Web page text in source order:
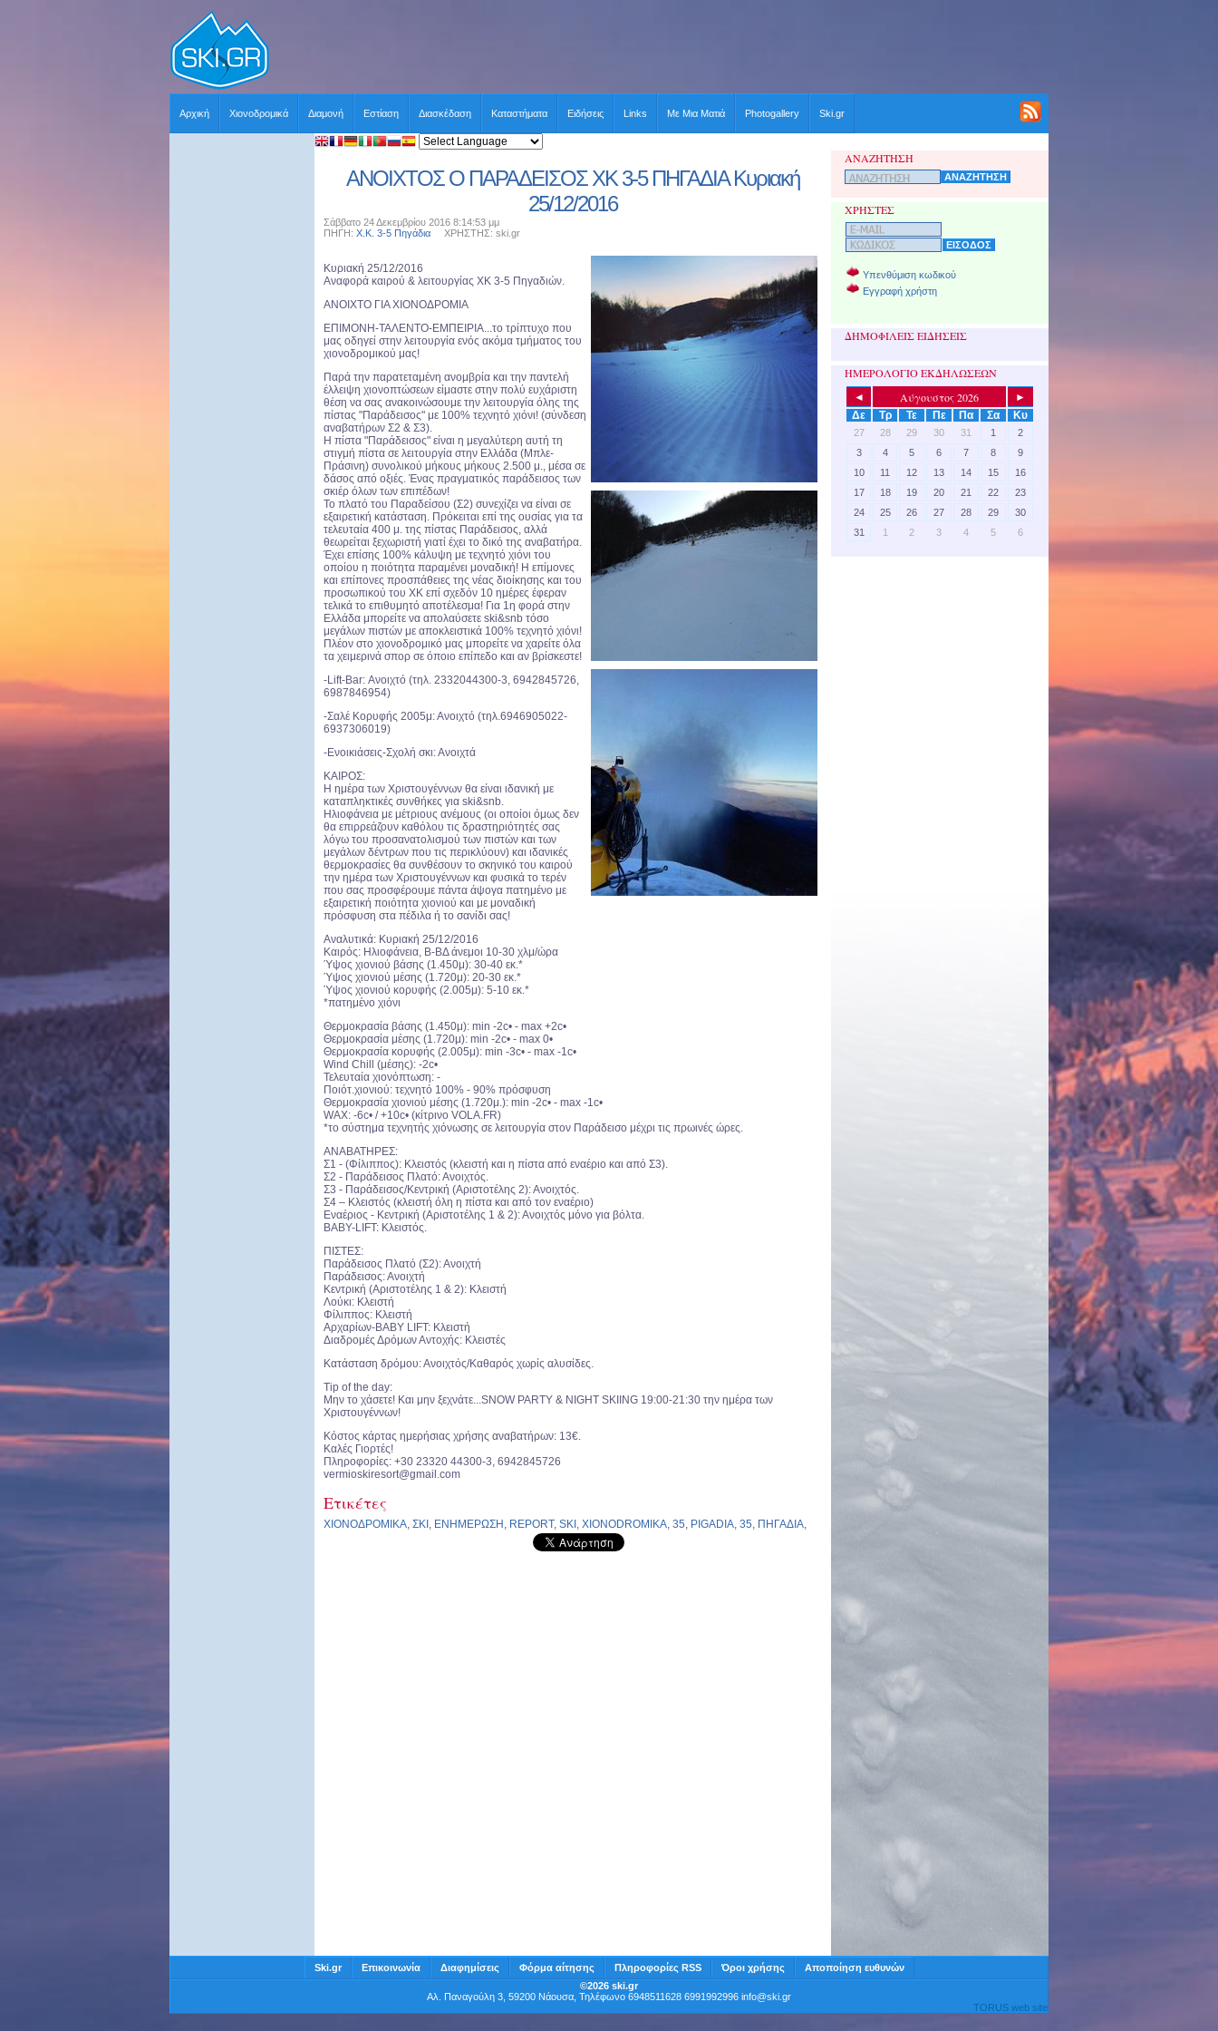
Αρχική Χιονοδρομικά Διαμονή Εστίαση Διασκέδαση Καταστήματα Ειδήσεις Links Με Μια Ματιά Photogallery Ski.gr
ΑΝΟΙΧΤΟΣ Ο ΠΑΡΑΔΕΙΣΟΣ ΧΚ 3-5 ΠΗΓΑΔΙΑ Κυριακή
25/12/2016
Σάββατο 24 Δεκεμβρίου 2016 8:14:53 μμ
ΠΗΓΗ: Χ.Κ. 3-5 Πηγάδια ΧΡΗΣΤΗΣ: ski.gr
Κυριακή 25/12/2016
Αναφορά καιρού & λειτουργίας ΧΚ 3-5 Πηγαδιών.
ANOIXTO ΓΙΑ ΧΙΟΝΟΔΡΟΜΙΑ
ΕΠΙΜΟΝΗ-ΤΑΛΕΝΤΟ-ΕΜΠΕΙΡΙΑ...το τρίπτυχο που
μας οδηγεί στην λειτουργία ενός ακόμα τμήματος του
χιονοδρομικού μας!
Παρά την παρατεταμένη ανομβρία και την παντελή
έλλειψη χιονοπτώσεων είμαστε στην πολύ ευχάριστη
θέση να σας ανακοινώσουμε την λειτουργία όλης της
πίστας "Παράδεισος" με 100% τεχνητό χιόνι! (σύνδεση
αναβατήρων Σ2 & Σ3).
Η πίστα "Παράδεισος" είναι η μεγαλύτερη αυτή τη
στιγμή πίστα σε λειτουργία στην Ελλάδα (Μπλε-
Πράσινη) συνολικού μήκους μήκους 2.500 μ., μέσα σε
δάσος από οξιές. Ένας πραγματικός παράδεισος των
σκιέρ όλων των επιπέδων!
Το πλατό του Παραδείσου (Σ2) συνεχίζει να είναι σε
εξαιρετική κατάσταση. Πρόκειται επί της ουσίας για τα
τελευταία 400 μ. της πίστας Παράδεισος, αλλά
θεωρείται ξεχωριστή γιατί έχει το δικό της αναβατήρα.
Έχει επίσης 100% κάλυψη με τεχνητό χιόνι του
οποίου η ποιότητα παραμένει μοναδική! Η επίμονες
και επίπονες προσπάθειες της νέας διοίκησης και του
προσωπικού του ΧΚ επί σχεδόν 10 ημέρες έφεραν
τελικά το επιθυμητό αποτέλεσμα! Για 1η φορά στην
Ελλάδα μπορείτε να απολαύσετε ski&snb τόσο
μεγάλων πιστών με αποκλειστικά 100% τεχνητό χιόνι!
Πλέον στο χιονοδρομικό μας μπορείτε να χαρείτε όλα
τα χειμερινά σπορ σε όποιο επίπεδο και αν βρίσκεστε!
-Lift-Bar: Ανοιχτό (τηλ. 2332044300-3, 6942845726,
6987846954)
-Σαλέ Κορυφής 2005μ: Ανοιχτό (τηλ.6946905022-
6937306019)
-Ενοικιάσεις-Σχολή σκι: Ανοιχτά
ΚΑΙΡΟΣ:
Η ημέρα των Χριστουγέννων θα είναι ιδανική με
καταπληκτικές συνθήκες για ski&snb.
Ηλιοφάνεια με μέτριους ανέμους (οι οποίοι όμως δεν
θα επιρρεάζουν καθόλου τις δραστηριότητές σας
λόγω του προσανατολισμού των πιστών και των
μεγάλων δέντρων που τις περικλύουν) και ιδανικές
θερμοκρασίες θα συνθέσουν το σκηνικό του καιρού
την ημέρα των Χριστουγέννων και φυσικά το τερέν
που σας προσφέρουμε πάντα άψογα πατημένο με
εξαιρετική ποιότητα χιονιού και με μοναδική
πρόσφυση στα πέδιλα ή το σανίδι σας!
Αναλυτικά: Κυριακή 25/12/2016
Καιρός: Ηλιοφάνεια, Β-ΒΔ άνεμοι 10-30 χλμ/ώρα
Ύψος χιονιού βάσης (1.450μ): 30-40 εκ.*
Ύψος χιονιού μέσης (1.720μ): 20-30 εκ.*
Ύψος χιονιού κορυφής (2.005μ): 5-10 εκ.*
*πατημένο χιόνι
Θερμοκρασία βάσης (1.450μ): min -2c• - max +2c•
Θερμοκρασία μέσης (1.720μ): min -2c• - max 0•
Θερμοκρασία κορυφής (2.005μ): min -3c• - max -1c•
Wind Chill (μέσης): -2c•
Τελευταία χιονόπτωση: -
Ποιότ.χιονιού: τεχνητό 100% - 90% πρόσφυση
Θερμοκρασία χιονιού μέσης (1.720μ.): min -2c• - max -1c•
WAX: -6c• / +10c• (κίτρινο VOLA.FR)
*το σύστημα τεχνητής χιόνωσης σε λειτουργία στον Παράδεισο μέχρι τις πρωινές ώρες.
ΑΝΑΒΑΤΗΡΕΣ:
Σ1 - (Φίλιππος): Κλειστός (κλειστή και η πίστα από εναέριο και από Σ3).
Σ2 - Παράδεισος Πλατό: Ανοιχτός.
Σ3 - Παράδεισος/Κεντρική (Αριστοτέλης 2): Ανοιχτός.
Σ4 – Κλειστός (κλειστή όλη η πίστα και από τον εναέριο)
Εναέριος - Κεντρική (Αριστοτέλης 1 & 2): Ανοιχτός μόνο για βόλτα.
BABY-LIFT: Κλειστός.
ΠΙΣΤΕΣ:
Παράδεισος Πλατό (Σ2): Ανοιχτή
Παράδεισος: Ανοιχτή
Κεντρική (Αριστοτέλης 1 & 2): Κλειστή
Λούκι: Κλειστή
Φίλιππος: Κλειστή
Αρχαρίων-BABY LIFT: Κλειστή
Διαδρομές Δρόμων Αντοχής: Κλειστές
Κατάσταση δρόμου: Ανοιχτός/Καθαρός χωρίς αλυσίδες.
Tip of the day:
Μην το χάσετε! Και μην ξεχνάτε...SNOW PARTY & NIGHT SKIING 19:00-21:30 την ημέρα των
Χριστουγέννων!
Κόστος κάρτας ημερήσιας χρήσης αναβατήρων: 13€.
Καλές Γιορτές!
Πληροφορίες: +30 23320 44300-3, 6942845726
vermioskiresort@gmail.com
Ετικέτες
ΧΙΟΝΟΔΡΟΜΙΚΑ, ΣΚΙ , ΕΝΗΜΕΡΩΣΗ , REPORT, SKI , XIONODROMIKA, 35, PIGADIA, 35, ΠΗΓΑΔΙΑ,
ΑΝΑΖΗΤΗΣΗ
ΧΡΗΣΤΕΣ
Υπενθύμιση κωδικού
Εγγραφή χρήστη
ΔΗΜΟΦΙΛΕΙΣ ΕΙΔΗΣΕΙΣ
ΗΜΕΡΟΛΟΓΙΟ ΕΚΔΗΛΩΣΕΩΝ
◄ Αύγουστος 2026
►
Δε
Τρ Τε Πε Πα Σα Κυ
27 28 29 30 31 1
2
3
4 5 6 7 8
9
10
11 12 13 14 15
16
17
18 19 20 21 22
23
24
25 26 27 28 29
30
31
1 2 3 4 5 6
Ski.gr Επικοινωνία Διαφημίσεις Φόρμα αίτησης Πληροφορίες RSS Όροι χρήσης
Αποποίηση ευθυνών
©2026 ski.gr
Αλ. Παναγούλη 3, 59200 Νάουσα, Τηλέφωνο 6948511628 6991992996 info@ski.gr
TORUS web site